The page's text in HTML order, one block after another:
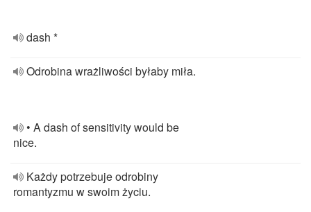
dash *
Odrobina wrażliwości byłaby miła.
• A dash of sensitivity would be
nice.
Każdy potrzebuje odrobiny
romantyzmu w swoim życiu.